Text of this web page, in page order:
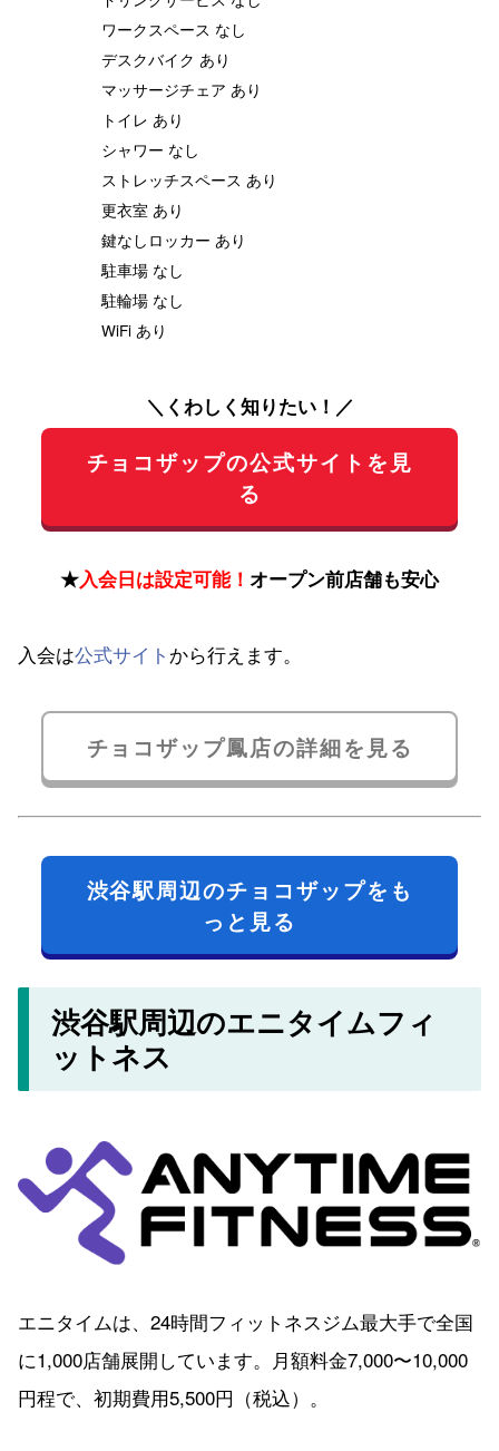
ワークスペース なし
デスクバイク あり
マッサージチェア あり
トイレ あり
シャワー なし
ストレッチスペース あり
更衣室 あり
鍵なしロッカー あり
駐車場 なし
駐輪場 なし
WiFi あり
＼くわしく知りたい！／
チョコザップの公式サイトを見
る
★入会日は設定可能！ オープン前店舗も安心
入会は公式サイト から行えます。
チョコザップ鳳店の詳細を見る
渋谷駅周辺のチョコザップをも
っと見る
渋谷駅周辺のエニタイムフィ
ットネス
エニタイムは、24時間フィットネスジム最大手で全国
に1,000店舗展開しています。月額料金7,000〜10,000
円程で、初期費用5,500円（税込）。